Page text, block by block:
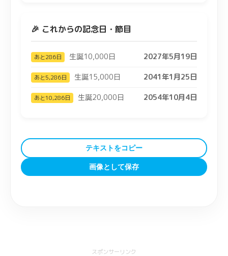
🎉 これからの記念日・節目
あと286日 生誕10,000日 2027年5月19日
あと5,286日 生誕15,000日 2041年1月25日
あと10,286日 生誕20,000日 2054年10月4日
テキストをコピー
画像として保存
スポンサーリンク